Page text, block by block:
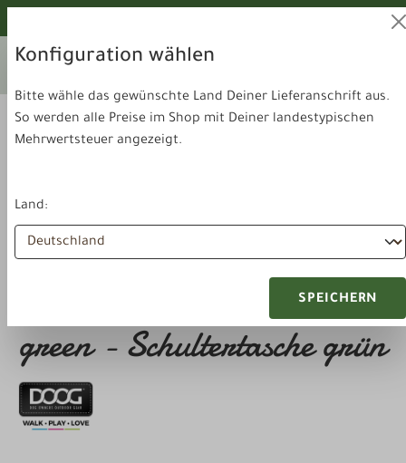
Ihr aktuelles Lieferland:
DOOG Shoulder Bag -
green - Schultertasche grün
Konfiguration wählen
Bitte wähle das gewünschte Land Deiner Lieferanschrift aus.
So werden alle Preise im Shop mit Deiner landestypischen
Mehrwertsteuer angezeigt.
Land:
SPEICHERN